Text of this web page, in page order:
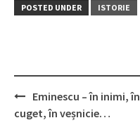
POSTED UNDER ISTORIE
Post
Eminescu – în inimi, în
cuget, în veșnicie…